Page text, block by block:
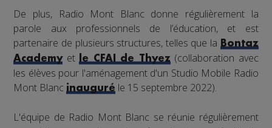
De plus, Radio Mont Blanc donne régulièrement la
parole aux professionnels de l’éducation, et est
partenaire de plusieurs structures, telles que la
Bontaz
Academyet le CFAI de Thyez(collaboration avec
les élèves pour l'aménagement d'un Studio Mobile Radio
Mont Blancinauguré le 15 septembre 2022).
L'équipe de Radio Mont Blanc se réunie régulièrement